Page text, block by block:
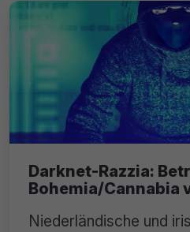
Darknet-Razzia:
Bohemia/Cannabia
Niederländische und